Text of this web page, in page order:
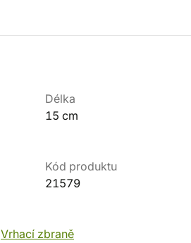
Délka
15 cm
Kód produktu
21579
Vrhací zbraně